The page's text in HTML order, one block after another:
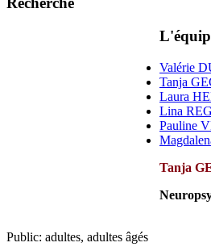
Valérie
Tanja
Laura
Lina
Pauline
Tanja
Public: adultes, adultes âgés